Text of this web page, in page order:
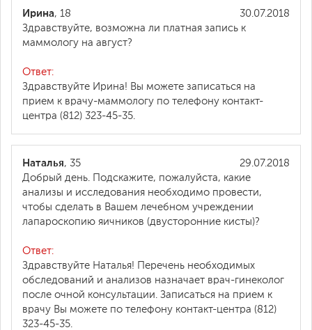
30.07.2018
Ирина, 18
Здравствуйте, возможна ли платная запись к
маммологу на август?
Ответ:
Здравствуйте Ирина! Вы можете записаться на
прием к врачу-маммологу по телефону контакт-
центра (812) 323-45-35.
29.07.2018
Наталья, 35
Добрый день. Подскажите, пожалуйста, какие
анализы и исследования необходимо провести,
чтобы сделать в Вашем лечебном учреждении
лапароскопию яичников (двусторонние кисты)?
Ответ:
Здравствуйте Наталья! Перечень необходимых
обследований и анализов назначает врач-гинеколог
после очной консультации. Записаться на прием к
врачу Вы можете по телефону контакт-центра (812)
323-45-35.